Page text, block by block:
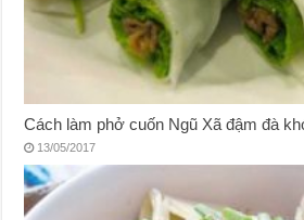
Cách làm phở cuốn Ngũ Xã đậm đà
13/05/2017